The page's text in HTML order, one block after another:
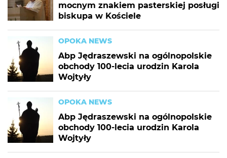
mocnym znakiem pasterskiej posługi
biskupa w Kościele
OPOKA NEWS
Abp Jędraszewski na ogólnopolskie
obchody 100-lecia urodzin Karola
Wojtyły
OPOKA NEWS
Abp Jędraszewski na ogólnopolskie
obchody 100-lecia urodzin Karola
Wojtyły